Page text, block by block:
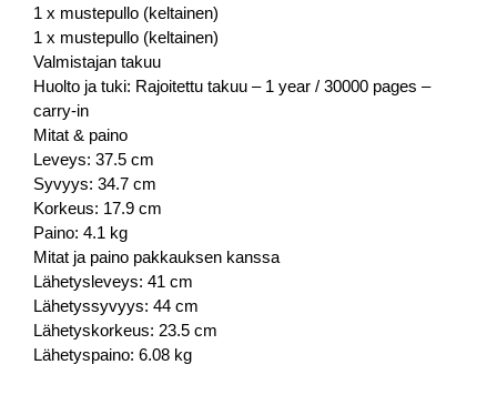
1 x mustepullo (keltainen)
1 x mustepullo (keltainen)
Valmistajan takuu
Huolto ja tuki: Rajoitettu takuu – 1 year / 30000 pages –
carry-in
Mitat & paino
Leveys: 37.5 cm
Syvyys: 34.7 cm
Korkeus: 17.9 cm
Paino: 4.1 kg
Mitat ja paino pakkauksen kanssa
Lähetysleveys: 41 cm
Lähetyssyvyys: 44 cm
Lähetyskorkeus: 23.5 cm
Lähetyspaino: 6.08 kg